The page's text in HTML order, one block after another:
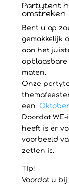
Partytent
omstreken
Bent u op
gemakkelijk
aan het
maten.
Onze
een
Doordat
heeft is er
voorbeeld
zetten is.
Tip!
Voordat u bij